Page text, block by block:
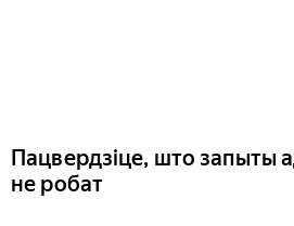
Пацвердзіце, што запыты
не робат